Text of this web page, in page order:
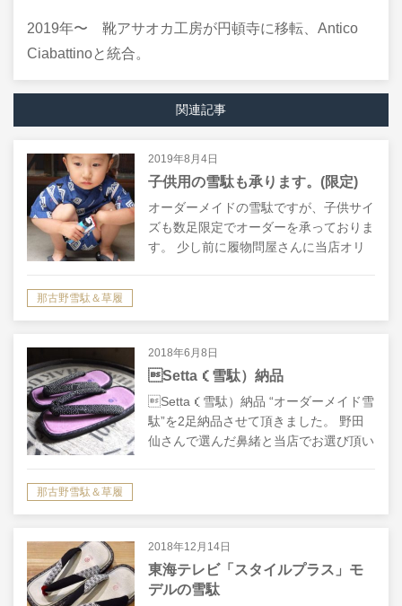
2019年〜 靴アサオカ工房が円頓寺に移転、Antico
Ciabattinoと統合。
関連記事
2019年8月4日
子供用の雪駄も承ります。(限定)
オーダーメイドの雪駄ですが、子供サイ
ズも数足限定でオーダーを承っておりま
す。 少し前に履物問屋さんに当店オリ
那古野雪駄＆草履
2018年6月8日
Setta（雪駄）納品
Setta（雪駄）納品 “オーダーメイド雪
駄”を2足納品させて頂きました。 野田
仙さんで選んだ鼻緒と当店でお選び頂い
那古野雪駄＆草履
2018年12月14日
東海テレビ「スタイルプラス」モ
デルの雪駄